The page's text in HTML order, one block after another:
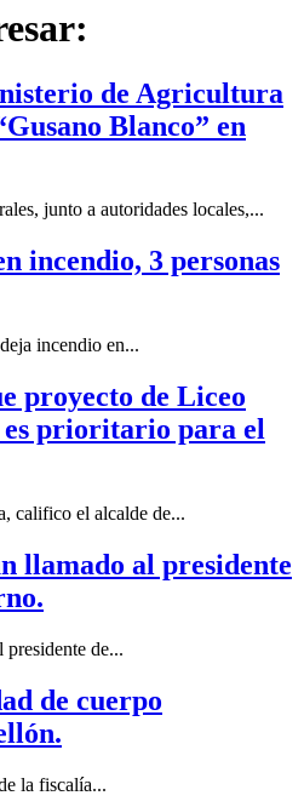
de Agricultura
Blanco” en
junto a autoridades locales,...
incendio, 3 personas
incendio en...
proyecto de Liceo
prioritario para el
califico el alcalde de...
llamado al presidente
presidente de...
de cuerpo
la fiscalía...